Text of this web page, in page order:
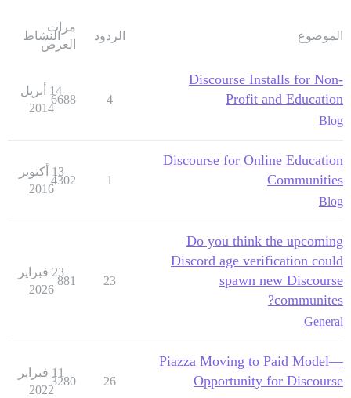
الموضوع الردود
مرات
العرض
النشاط
Discourse Installs for Non-
Profit and Education
Blog
4
6688
14 أبريل
2014
Discourse for Online Education
Communities
Blog
1
4302
13 أكتوبر
2016
Do you think the upcoming
Discord age verification could
spawn new Discourse
communites?
General
23
881
23 فبراير
2026
Piazza Moving to Paid Model—
Opportunity for Discourse
26
3280
11 فبراير
2022